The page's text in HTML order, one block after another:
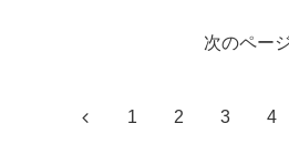
次のペー
1 2 3 4